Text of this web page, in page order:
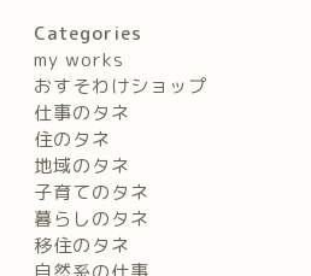
Categories
my works
おすそわけショップ
仕事のタネ
住のタネ
地域のタネ
子育てのタネ
暮らしのタネ
移住のタネ